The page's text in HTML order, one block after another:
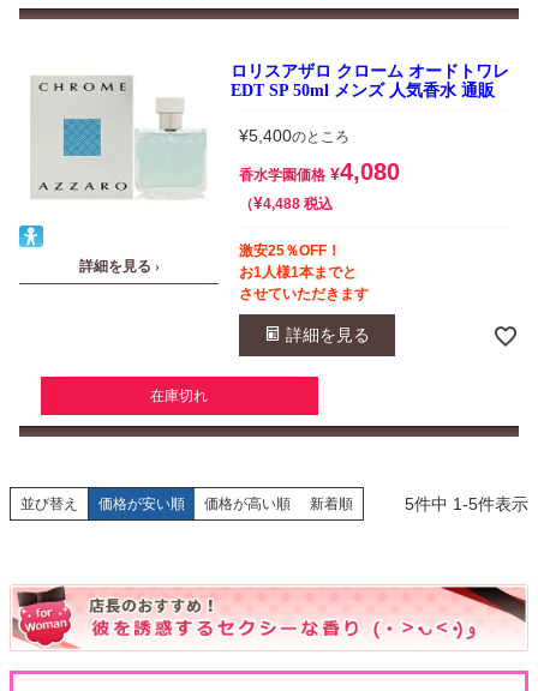
詳細を見る ›
ロリスアザロ クローム オードトワレ
EDT SP 50ml メンズ 人気香水 通販
¥5,400のところ
香水学園価格 ¥4,080
¥4,488 税込
激安25％OFF！
お1人様1本までと
させていただきます
詳細を見る
在庫切れ
並び替え 価格が安い順 価格が高い順 新着順 5件中 1-5件表示